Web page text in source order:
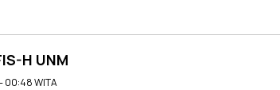
H UNM
00:48 WITA